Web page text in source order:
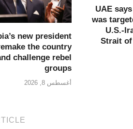
UAE
was
U.S.-
Strait
new president
the country
and challenge rebel
groups
أغسطس 8, 2026